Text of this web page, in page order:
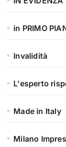
in PRIMO
Invalidità
L'esperto
Made in Italy
Milano